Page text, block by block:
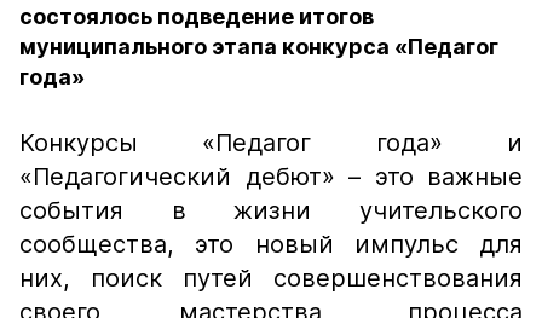
состоялось подведение итогов
муниципального этапа конкурса «Педагог
года»
Конкурсы «Педагог года» и
«Педагогический дебют» – это важные
события в жизни учительского
сообщества, это новый импульс для
них, поиск путей совершенствования
своего мастерства, процесса